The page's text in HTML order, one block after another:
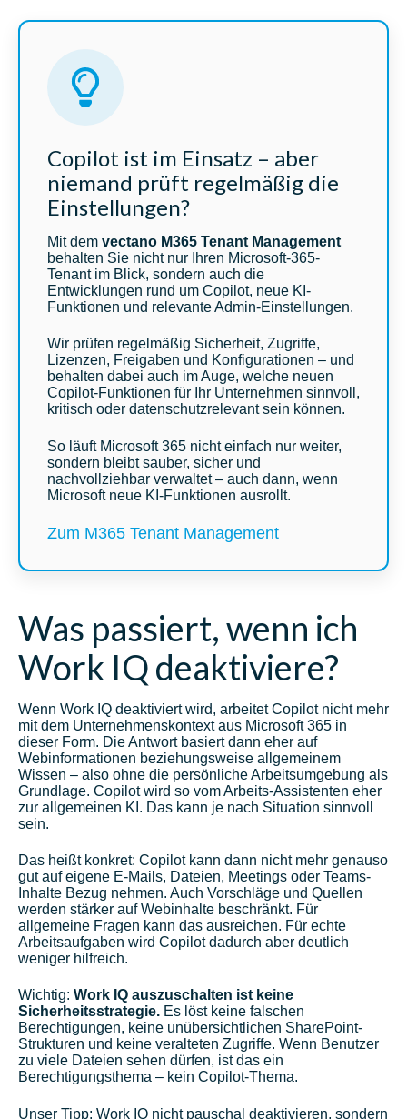
Copilot ist im Einsatz – aber
niemand prüft regelmäßig die
Einstellungen?
Mit dem vectano M365 Tenant Management
behalten Sie nicht nur Ihren Microsoft-365-
Tenant im Blick, sondern auch die
Entwicklungen rund um Copilot, neue KI-
Funktionen und relevante Admin-Einstellungen.
Wir prüfen regelmäßig Sicherheit, Zugriffe,
Lizenzen, Freigaben und Konfigurationen – und
behalten dabei auch im Auge, welche neuen
Copilot-Funktionen für Ihr Unternehmen sinnvoll,
kritisch oder datenschutzrelevant sein können.
So läuft Microsoft 365 nicht einfach nur weiter,
sondern bleibt sauber, sicher und
nachvollziehbar verwaltet – auch dann, wenn
Microsoft neue KI-Funktionen ausrollt.
Zum M365 Tenant Management
Was passiert, wenn ich
Work IQ deaktiviere?
Wenn Work IQ deaktiviert wird, arbeitet Copilot nicht mehr
mit dem Unternehmenskontext aus Microsoft 365 in
dieser Form. Die Antwort basiert dann eher auf
Webinformationen beziehungsweise allgemeinem
Wissen – also ohne die persönliche Arbeitsumgebung als
Grundlage. Copilot wird so vom Arbeits-Assistenten eher
zur allgemeinen KI. Das kann je nach Situation sinnvoll
sein.
Das heißt konkret: Copilot kann dann nicht mehr genauso
gut auf eigene E-Mails, Dateien, Meetings oder Teams-
Inhalte Bezug nehmen. Auch Vorschläge und Quellen
werden stärker auf Webinhalte beschränkt. Für
allgemeine Fragen kann das ausreichen. Für echte
Arbeitsaufgaben wird Copilot dadurch aber deutlich
weniger hilfreich.
Wichtig: Work IQ auszuschalten ist keine
Sicherheitsstrategie. Es löst keine falschen
Berechtigungen, keine unübersichtlichen SharePoint-
Strukturen und keine veralteten Zugriffe. Wenn Benutzer
zu viele Dateien sehen dürfen, ist das ein
Berechtigungsthema – kein Copilot-Thema.
Unser Tipp: Work IQ nicht pauschal deaktivieren, sondern